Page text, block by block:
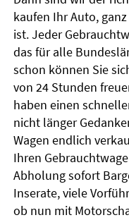
kaufen Ihr Auto,
ist. Jeder
das für alle
schon können Sie
von 24 Stunden
haben einen
nicht länger
Wagen endlich
Ihren
Abholung sofort
Inserate, viele
ob nun mit